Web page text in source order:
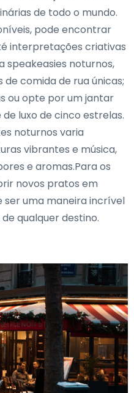
de todo o mundo.
pode encontrar
interpretações criativas
speakeasies noturnos,
comida de rua únicas;
ou opte por um jantar
luxo de cinco estrelas.
noturnos varia
vibrantes e música,
e aromas.Para os
novos pratos em
uma maneira incrível
qualquer destino.